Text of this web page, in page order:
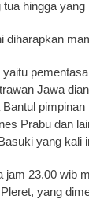
hingga yang
diharapkan
Jawa
Prabu dan
yang kali
jam 23.00 wib
yang